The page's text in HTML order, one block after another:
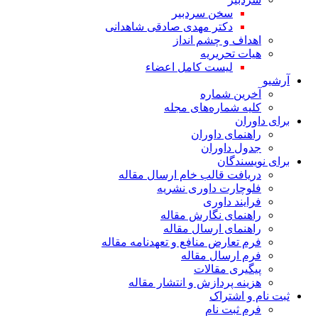
سخن سردبیر
دکتر مهدی صادقی شاهدانی
اهداف و چشم انداز
هیات تحریریه
لیست کامل اعضاء
آرشیو
آخرین شماره
کلیه شماره‌های مجله
برای داوران
راهنمای داوران
جدول داوران
برای نویسندگان
دریافت قالب خام ارسال مقاله
فلوچارت داوری نشریه
فرایند داوری
راهنمای نگارش مقاله
راهنمای ارسال مقاله
فرم تعارض منافع و تعهدنامه مقاله
فرم ارسال مقاله
پیگیری مقالات
هزینه پردازش و انتشار مقاله
ثبت نام و اشتراک
فرم ثبت نام